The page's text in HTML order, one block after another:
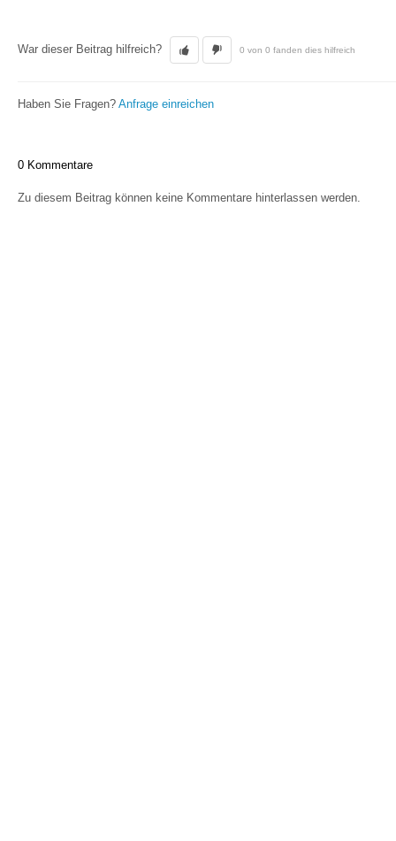
War dieser Beitrag hilfreich? 0 von 0 fanden dies hilfreich
Haben Sie Fragen? Anfrage einreichen
0 Kommentare
Zu diesem Beitrag können keine Kommentare hinterlassen werden.